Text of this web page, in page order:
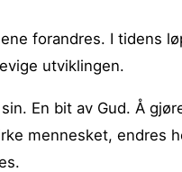
forandres. I tidens
utviklingen.
En bit av Gud. Å
mennesket, endres